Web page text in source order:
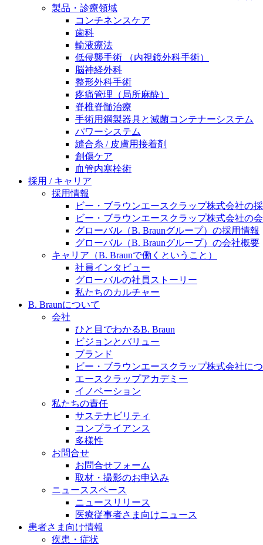
製品ポートフォリオ​
こちらの製品ポートフォリオからも、製品をお探しい
膝関節の構造とその疾患
身体の中で最も大きい関節である膝関節。日常の生活
採用情報
ビー・ブラウンエースクラッﾌﾟで新たな可能性を見つ
ニューススペース
エースクラップアカデミー
医療に携わるあらゆる方々に、学びと情報共有の場を
製品・診療領域
コンチネンスケア
歯科
輸液療法
低侵襲手術 （内視鏡外科手術）
脳神経外科
整形外科手術
疼痛管理（局所麻酔）
脊椎脊髄治療
手術用鋼製器具と滅菌コンテナーシステム
パワーシステム
縫合糸 / 皮膚用接着剤
創傷ケア
血管内塞栓術
採用 / キャリア
採用情報
ビー・ブラウンエースクラップ株式会社の
ビー・ブラウンエースクラップ株式会社の
グローバル（B. Braunグループ）の採用情報
グローバル（B. Braunグループ）の会社概要
キャリア（B. Braunで働くということ）
社員インタビュー
グローバルの社員ストーリー
私たちのカルチャー
B. Braunについて
会社
ひと目でわかるB. Braun
ビジョンとバリュー
ブランド
ビー・ブラウンエースクラップ株式会社に
エースクラップアカデミー
イノベーション
私たちの責任
サステナビリティ
コンプライアンス
多様性
お問合せ
お問合せフォーム
取材・撮影のお申込み
ニューススペース
ニュースリリース
医療従事者さま向けニュース
患者さま向け情報
疾患・症状